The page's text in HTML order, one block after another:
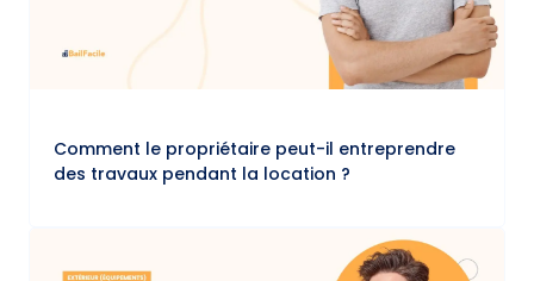
Comment le propriétaire peut-il entreprendre
des travaux pendant la location ?